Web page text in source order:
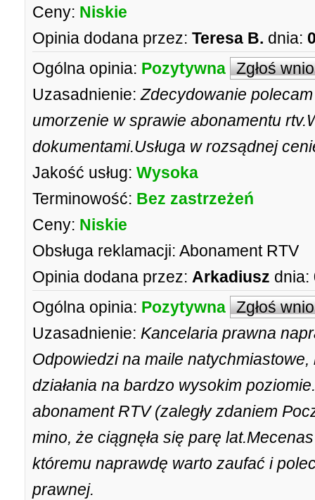
Ceny: Niskie
Opinia dodana przez: Teresa B. dnia:
Ogólna opinia: Pozytywna Zgłoś
Uzasadnienie: Zdecydowanie
umorzenie w sprawie abonamentu
dokumentami.Usługa w rozsądnej
Jakość usług: Wysoka
Terminowość: Bez zastrzeżeń
Ceny: Niskie
Obsługa reklamacji: Abonament RTV
Opinia dodana przez: Arkadiusz dnia:
Ogólna opinia: Pozytywna Zgłoś
Uzasadnienie: Kancelaria prawna
Odpowiedzi na maile
działania na bardzo wysokim
abonament RTV (zaległy zdaniem
mino, że ciągnęła się parę
któremu naprawdę warto zaufać i
prawnej.